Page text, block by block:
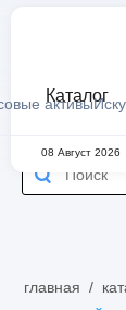
активы
Каталог
08 Август 2026
главная /